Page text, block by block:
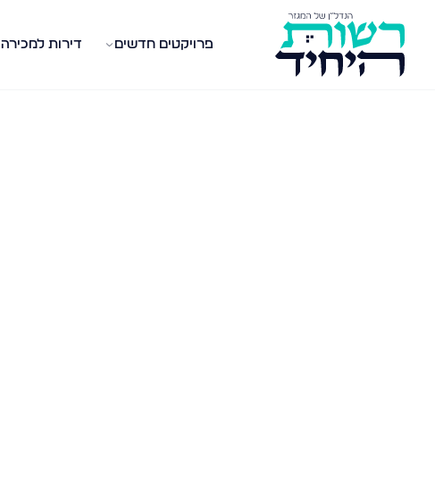
פרויקטים חדשים דירות למכירה